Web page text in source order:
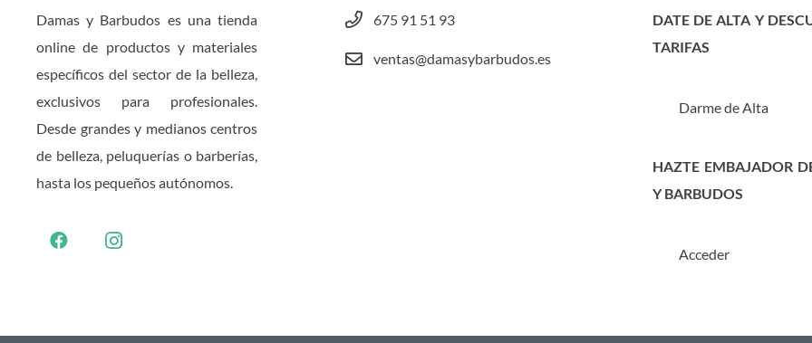
Damas y Barbudos es una tienda
online de productos y materiales
específicos del sector de la belleza,
exclusivos para profesionales.
Desde grandes y medianos centros
de belleza, peluquerías o barberías,
hasta los pequeños autónomos.
675 91 51 93
ventas@damasybarbudos.es
DATE DE ALTA Y
TARIFAS
Darme de Alta
HAZTE EMBAJADOR
Y BARBUDOS
Acceder